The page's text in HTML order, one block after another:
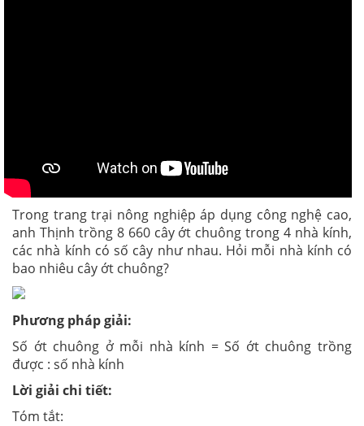
Trong trang trại nông nghiệp áp dụng công nghệ cao,
anh Thịnh trồng 8 660 cây ớt chuông trong 4 nhà kính,
các nhà kính có số cây như nhau. Hỏi mỗi nhà kính có
bao nhiêu cây ớt chuông?
Phương pháp giải:
Số ớt chuông ở mỗi nhà kính = Số ớt chuông trồng
được : số nhà kính
Lời giải chi tiết:
Tóm tắt: